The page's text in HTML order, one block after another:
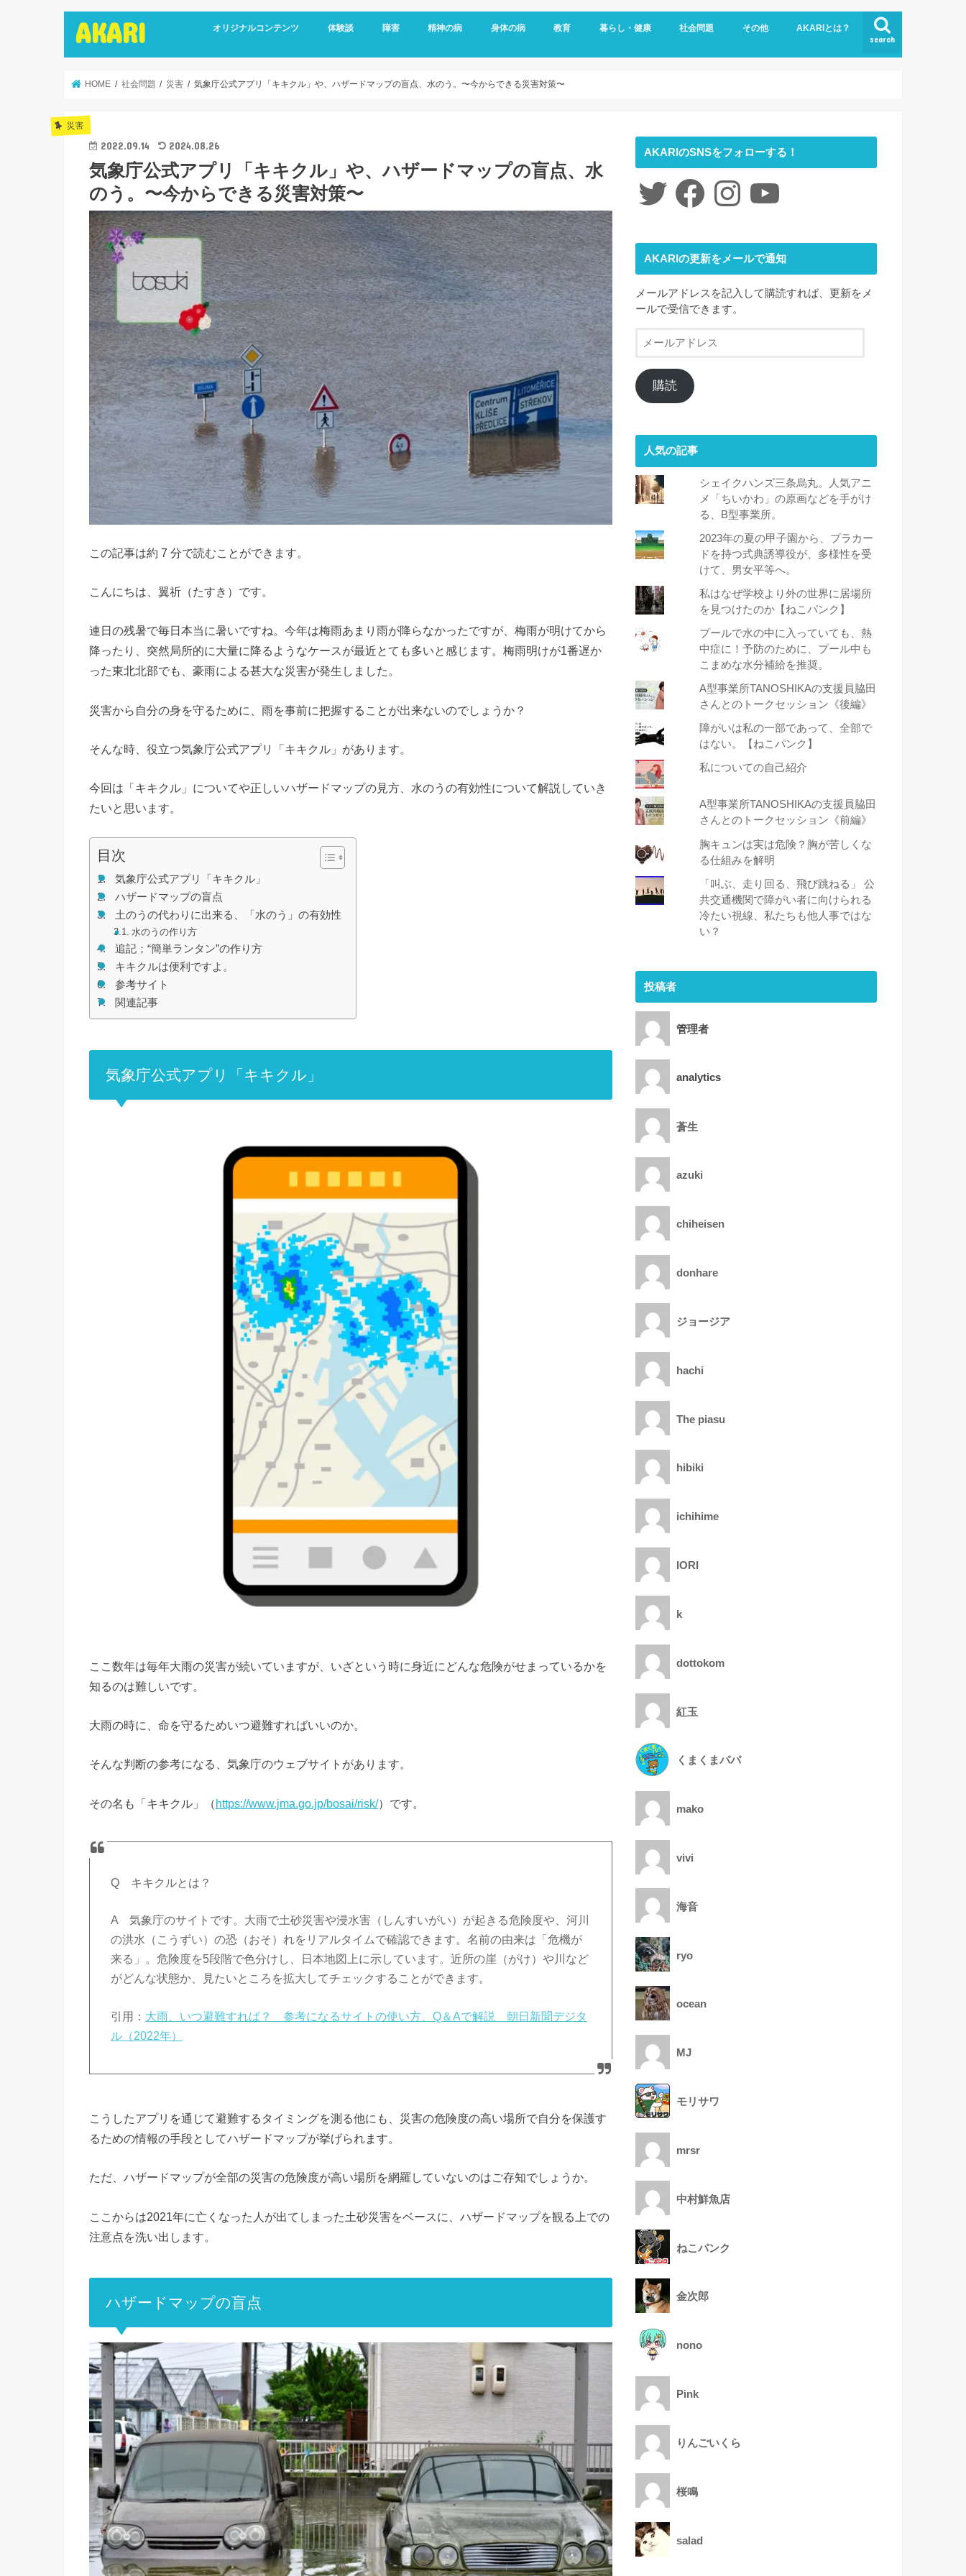
AKARI search
オリジナルコンテンツ
インタビュー
ライターズインタビュー
リカバリーストーリーズ
広報誌
体験談
メッセージ
障害
視覚障害
聴覚障害
発達障害
知的障害
障害年金
障害者雇用
精神の病
うつ病
双極性障害
統合失調症
パニック障害
不安神経症
依存症
適応障害
身体の病
アレルギー
頭痛
ダウン症
がん
リウマチ
更年期障害
内臓の病気
整形外科の病気
脳・心臓の病気
糖尿病
その他の身体の病
教育
子育て
暮らし・健康
予防
女性特有の悩み
睡眠
社会問題
社会福祉
LGBTQ
コロナ
ジェンダー
ニュース
介護
時事ネタ
災害
社会学
その他
アート
ファッション
夢
心理学
書評
AKARIとは？
お問い合わせ
サイトマップ
会社概要
HOME 社会問題 災害 気象庁公式アプリ「キキクル」や、ハザードマップの盲点、水のう。〜今からできる災害対策〜
災害
2022.09.14 2024.08.26
気象庁公式アプリ「キキクル」や、ハザードマップの盲点、水
のう。〜今からできる災害対策〜
この記事は約 7 分で読むことができます。
こんにちは、翼祈（たすき）です。
連日の残暑で毎日本当に暑いですね。今年は梅雨あまり雨が降らなかったですが、梅雨が明けてから
降ったり、突然局所的に大量に降るようなケースが最近とても多いと感じます。梅雨明けが1番遅か
った東北北部でも、豪雨による甚大な災害が発生しました。
災害から自分の身を守るために、雨を事前に把握することが出来ないのでしょうか？
そんな時、役立つ気象庁公式アプリ「キキクル」があります。
今回は「キキクル」についてや正しいハザードマップの見方、水のうの有効性について解説していき
たいと思います。
目次
気象庁公式アプリ「キキクル」
ハザードマップの盲点
土のうの代わりに出来る、「水のう」の有効性
水のうの作り方
追記；“簡単ランタン”の作り方
キキクルは便利ですよ。
参考サイト
関連記事
気象庁公式アプリ「キキクル」
ここ数年は毎年大雨の災害が続いていますが、いざという時に身近にどんな危険がせまっているかを
知るのは難しいです。
大雨の時に、命を守るためいつ避難すればいいのか。
そんな判断の参考になる、気象庁のウェブサイトがあります。
その名も「キキクル」（https://www.jma.go.jp/bosai/risk/）です。
Q キキクルとは？
A 気象庁のサイトです。大雨で土砂災害や浸水害（しんすいがい）が起きる危険度や、河川
の洪水（こうずい）の恐（おそ）れをリアルタイムで確認できます。名前の由来は「危機が
来る」。危険度を5段階で色分けし、日本地図上に示しています。近所の崖（がけ）や川など
がどんな状態か、見たいところを拡大してチェックすることができます。
引用： 大雨、いつ避難すれば？ 参考になるサイトの使い方、Q＆Aで解説 朝日新聞デジタ
ル（2022年）
こうしたアプリを通じて避難するタイミングを測る他にも、災害の危険度の高い場所で自分を保護す
るための情報の手段としてハザードマップが挙げられます。
ただ、ハザードマップが全部の災害の危険度が高い場所を網羅していないのはご存知でしょうか。
ここからは2021年に亡くなった人が出てしまった土砂災害をベースに、ハザードマップを観る上での
注意点を洗い出します。
ハザードマップの盲点
AKARIのSNSをフォローする！
Twitter FacebookInstagramYouTube
AKARIの更新をメールで通知
メールアドレスを記入して購読すれば、更新をメ
ールで受信できます。
ー
ア
ド
購読
人気の記事
シェイクハンズ三条烏丸。人気アニ
メ「ちいかわ」の原画などを手がけ
る、B型事業所。
2023年の夏の甲子園から、プラカー
ドを持つ式典誘導役が、多様性を受
けて、男女平等へ。
私はなぜ学校より外の世界に居場所
を見つけたのか【ねこパンク】
プールで水の中に入っていても、熱
中症に！予防のために、プール中も
こまめな水分補給を推奨。
A型事業所TANOSHIKAの支援員脇田
さんとのトークセッション《後編》
障がいは私の一部であって、全部で
はない。【ねこパンク】
私についての自己紹介
A型事業所TANOSHIKAの支援員脇田
さんとのトークセッション《前編》
胸キュンは実は危険？胸が苦しくな
る仕組みを解明
「叫ぶ、走り回る、飛び跳ねる」 公
共交通機関で障がい者に向けられる
冷たい視線、私たちも他人事ではな
い？
投稿者
管理者
analytics
蒼生
azuki
chiheisen
donhare
ジョージア
hachi
The piasu
hibiki
ichihime
IORI
k
dottokom
紅玉
くまくまパパ
mako
vivi
海音
ryo
ocean
MJ
モリサワ
mrsr
中村鮮魚店
ねこパンク
金次郎
nono
Pink
りんごいくら
桜鳴
salad